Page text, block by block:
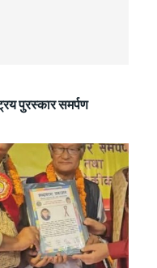
पुरस्कार समर्पण